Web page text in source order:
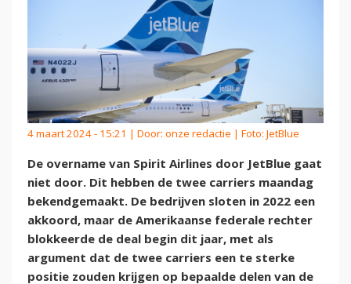
4 maart 2024 - 15:21 | Door: onze redactie | Foto: JetBlue
De overname van Spirit Airlines door JetBlue gaat
niet door. Dit hebben de twee carriers maandag
bekendgemaakt. De bedrijven sloten in 2022 een
akkoord, maar de Amerikaanse federale rechter
blokkeerde de deal begin dit jaar, met als
argument dat de twee carriers een te sterke
positie zouden krijgen op bepaalde delen van de